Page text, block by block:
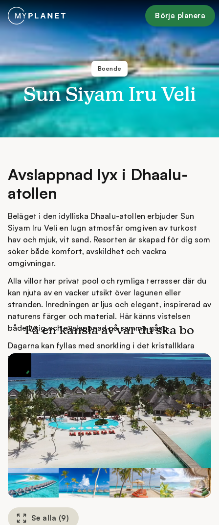
Börja planera
Boende
Sun Siyam Iru Veli
Avslappnad lyx i Dhaalu-
atollen
Beläget i den idylliska Dhaalu-atollen erbjuder Sun
Siyam Iru Veli en lugn atmosfär omgiven av turkost
hav och mjuk, vit sand. Resorten är skapad för dig som
söker både komfort, avskildhet och vackra
omgivningar.
Alla villor har privat pool och rymliga terrasser där du
kan njuta av en vacker utsikt över lagunen eller
stranden. Inredningen är ljus och elegant, inspirerad av
naturens färger och material. Här känns vistelsen
både lyxig och avslappnad på samma gång.
Dagarna kan fyllas med snorkling i det kristallklara
vattnet, avkoppling på stranden eller stillsamma
morgnar med en kaffe på terrassen medan solen går
upp över havet.
Få en känsla av var du ska bo
Se alla (9)